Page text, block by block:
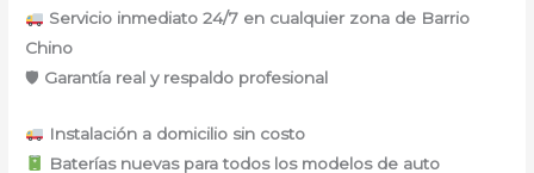
Servicio inmediato 24/7 en cualquier zona de Barrio
Chino
🛡 Garantía real y respaldo profesional
Instalación a domicilio sin costo
Baterías nuevas para todos los modelos de auto